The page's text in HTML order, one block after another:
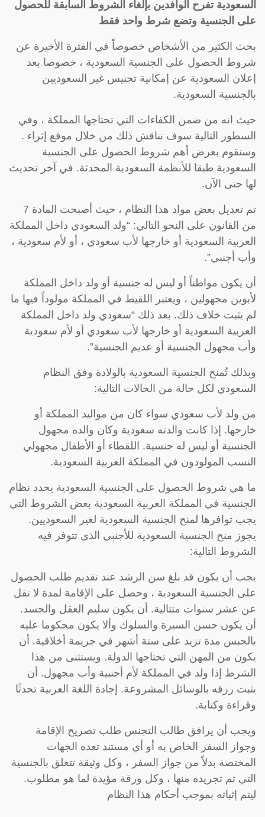
السعودية تفرح الوافدين بإلغاء الشروط السابقة للحصول
على الجنسية وتضع شرط واحد فقط
بحث الكثير من الأشخاص خصوصاً في الفترة الأخيرة عن
شروط الحصول على الجنسية السعودية ، خصوصا بعد
إعلان السعودية عن إمكانية تجنيس غير السعوديين
بالجنسية السعودية.
حيث انه من ضمن الكفاءات التي تحتاجها المملكة ، وفي
السطور التالية سوف نناقش ذلك من خلال موقع إثراء .
وسنقوم بعرض أهم شروط الحصول على الجنسية
السعودية طبقا للأنظمة السعودية المحدثة. في آخر تحديث
لها حتى الآن.
تم تعديل بعض مواد هذا النظام ، حيث أصبحت المادة 7
من القانون على النحو التالي: “ولد السعودي داخل المملكة
العربية السعودية أو خارجها لأب سعودي ، أو لأم سعودية ،
وأب أجنبي”.
أن يكون مواطناً أو ليس له جنسية أو ولد داخل المملكة
لأبوين مجهولين ، ويعتبر اللقيط في المملكة مولوداً فيها ما
لم يثبت خلاف ذلك. بعد ذلك “سعودي ولد داخل المملكة
العربية السعودية أو خارجها لأب سعودي أو لأم سعودية
وأب مجهول الجنسية أو عديم الجنسية”.
وبذلك تُمنح الجنسية السعودية بالولادة وفق النظام
السعودي لكل حالة من الحالات التالية:
من ولد لأب سعودي سواء كان من مواليد المملكة أو
خارجها. إذا كانت والدته سعودية وكان والده مجهول
الجنسية أو ليس له جنسية. اللقطاء أو الأطفال مجهولي
النسب المولودون في المملكة العربية السعودية.
ما هي شروط الحصول على الجنسية السعودية يحدد نظام
الجنسية في المملكة العربية السعودية بعض الشروط التي
يجب توافرها لمنح الجنسية السعودية لغير السعوديين.
يجوز منح الجنسية السعودية للأجنبي الذي تتوفر فيه
الشروط التالية:
يجب أن يكون قد بلغ سن الرشد عند تقديم طلب الحصول
على الجنسية السعودية ، وحصل على الإقامة لمدة لا تقل
عن عشر سنوات متتالية. أن يكون سليم العقل والجسد.
أن يكون حسن السيرة والسلوك وألا يكون محكوما عليه
بالحبس مدة تزيد على ستة أشهر في جريمة أخلاقية. أن
يكون من المهن التي تحتاجها الدولة. ويستثنى من هذا
الشرط إذا ولد في المملكة لأم أجنبية وأب مجهول. أن
يثبت رزقه بالوسائل المشروعة. إجادة اللغة العربية تحدثًا
وقراءة وكتابة.
ويجب أن يرافق طالب التجنس طلب تصريح الإقامة
وجواز السفر الخاص به أو أي مستند تعده الجهات
المختصة بدلاً من جواز السفر ، وكل وثيقة تتعلق بالجنسية
التي تم تجريده منها ، وكل ورقة مؤيدة لما هو مطلوب.
ليتم إثباته بموجب أحكام هذا النظام